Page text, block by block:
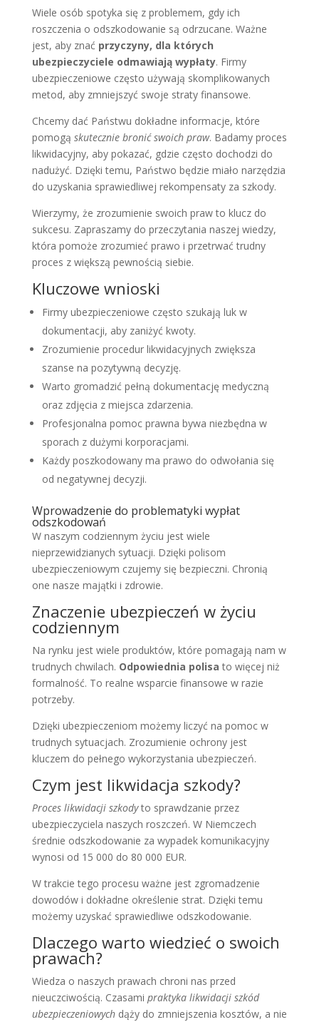
Wiele osób spotyka się z problemem, gdy ich
roszczenia o odszkodowanie są odrzucane. Ważne
jest, aby znać przyczyny, dla których
ubezpieczyciele odmawiają wypłaty. Firmy
ubezpieczeniowe często używają skomplikowanych
metod, aby zmniejszyć swoje straty finansowe.
Chcemy dać Państwu dokładne informacje, które
pomogą skutecznie bronić swoich praw. Badamy proces
likwidacyjny, aby pokazać, gdzie często dochodzi do
nadużyć. Dzięki temu, Państwo będzie miało narzędzia
do uzyskania sprawiedliwej rekompensaty za szkody.
Wierzymy, że zrozumienie swoich praw to klucz do
sukcesu. Zapraszamy do przeczytania naszej wiedzy,
która pomoże zrozumieć prawo i przetrwać trudny
proces z większą pewnością siebie.
Kluczowe wnioski
Firmy ubezpieczeniowe często szukają luk w
dokumentacji, aby zaniżyć kwoty.
Zrozumienie procedur likwidacyjnych zwiększa
szanse na pozytywną decyzję.
Warto gromadzić pełną dokumentację medyczną
oraz zdjęcia z miejsca zdarzenia.
Profesjonalna pomoc prawna bywa niezbędna w
sporach z dużymi korporacjami.
Każdy poszkodowany ma prawo do odwołania się
od negatywnej decyzji.
Wprowadzenie do problematyki wypłat
odszkodowań
W naszym codziennym życiu jest wiele
nieprzewidzianych sytuacji. Dzięki polisom
ubezpieczeniowym czujemy się bezpieczni. Chronią
one nasze majątki i zdrowie.
Znaczenie ubezpieczeń w życiu
codziennym
Na rynku jest wiele produktów, które pomagają nam w
trudnych chwilach. Odpowiednia polisa to więcej niż
formalność. To realne wsparcie finansowe w razie
potrzeby.
Dzięki ubezpieczeniom możemy liczyć na pomoc w
trudnych sytuacjach. Zrozumienie ochrony jest
kluczem do pełnego wykorzystania ubezpieczeń.
Czym jest likwidacja szkody?
Proces likwidacji szkodyto sprawdzanie przez
ubezpieczyciela naszych roszczeń. W Niemczech
średnie odszkodowanie za wypadek komunikacyjny
wynosi od 15 000 do 80 000 EUR.
W trakcie tego procesu ważne jest zgromadzenie
dowodów i dokładne określenie strat. Dzięki temu
możemy uzyskać sprawiedliwe odszkodowanie.
Dlaczego warto wiedzieć o swoich
prawach?
Wiedza o naszych prawach chroni nas przed
nieuczciwością. Czasami praktyka likwidacji szkód
ubezpieczeniowychdąży do zmniejszenia kosztów, a nie